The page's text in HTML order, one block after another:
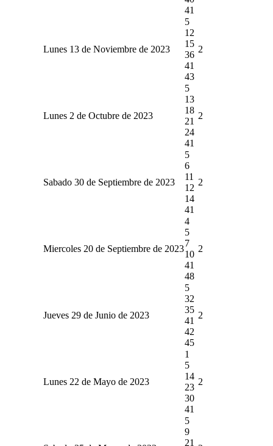
41
Lunes 13 de Noviembre de 2023
5
12
15
36
41
43
2
Lunes 2 de Octubre de 2023
5
13
18
21
24
41
2
Sabado 30 de Septiembre de 2023
5
6
11
12
14
41
2
Miercoles 20 de Septiembre de 2023
4
5
7
10
41
48
2
Jueves 29 de Junio de 2023
5
32
35
41
42
45
2
Lunes 22 de Mayo de 2023
1
5
14
23
30
41
2
5
9
21